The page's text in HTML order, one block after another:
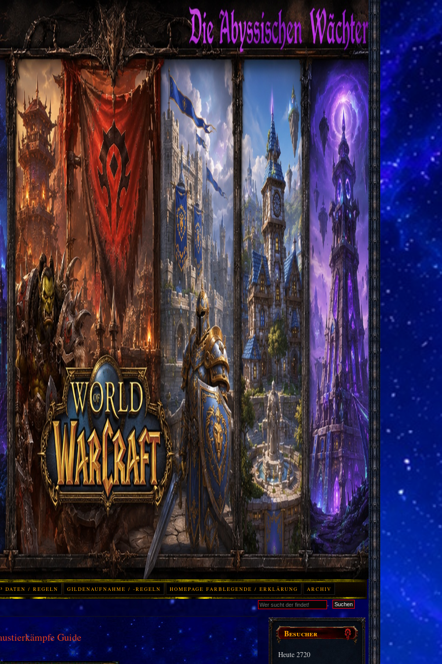
DATEN / REGELN GILDENAUFNAHME / -REGELN HOMEPAGE FARBLEGENDE / ERKLÄRUNG ARCHIV
. Suchen
Besucher
Heute2720
Guide